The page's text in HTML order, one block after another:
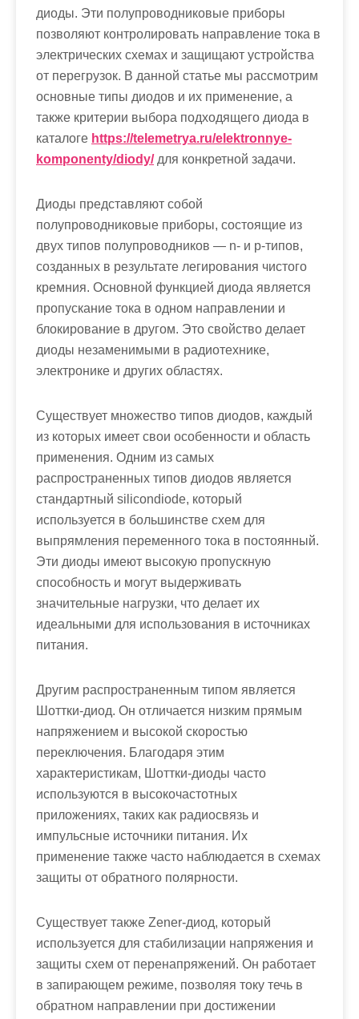
диоды. Эти полупроводниковые приборы
позволяют контролировать направление тока в
электрических схемах и защищают устройства
от перегрузок. В данной статье мы рассмотрим
основные типы диодов и их применение, а
также критерии выбора подходящего диода в
каталоге https://telemetrya.ru/elektronnye-
komponenty/diody/для конкретной задачи.
Диоды представляют собой
полупроводниковые приборы, состоящие из
двух типов полупроводников — n- и p-типов,
созданных в результате легирования чистого
кремния. Основной функцией диода является
пропускание тока в одном направлении и
блокирование в другом. Это свойство делает
диоды незаменимыми в радиотехнике,
электронике и других областях.
Существует множество типов диодов, каждый
из которых имеет свои особенности и область
применения. Одним из самых
распространенных типов диодов является
стандартный silicondiode, который
используется в большинстве схем для
выпрямления переменного тока в постоянный.
Эти диоды имеют высокую пропускную
способность и могут выдерживать
значительные нагрузки, что делает их
идеальными для использования в источниках
питания.
Другим распространенным типом является
Шоттки-диод. Он отличается низким прямым
напряжением и высокой скоростью
переключения. Благодаря этим
характеристикам, Шоттки-диоды часто
используются в высокочастотных
приложениях, таких как радиосвязь и
импульсные источники питания. Их
применение также часто наблюдается в схемах
защиты от обратного полярности.
Существует также Zener-диод, который
используется для стабилизации напряжения и
защиты схем от перенапряжений. Он работает
в запирающем режиме, позволяя току течь в
обратном направлении при достижении